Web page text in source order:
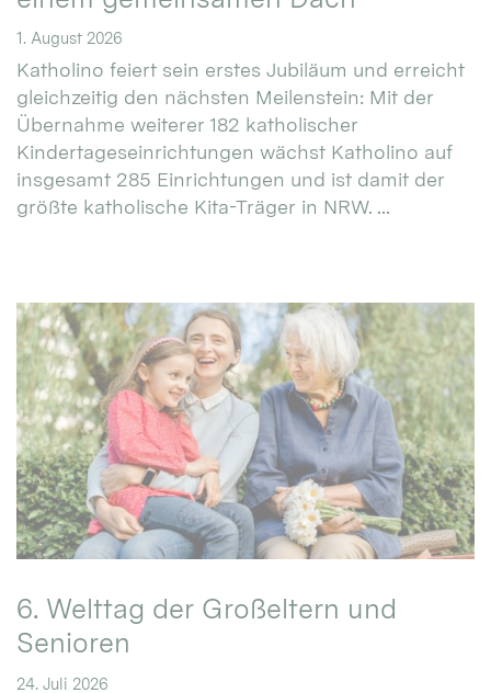
1. August 2026
Katholino feiert sein erstes Jubiläum und erreicht
gleichzeitig den nächsten Meilenstein: Mit der
Übernahme weiterer 182 katholischer
Kindertageseinrichtungen wächst Katholino auf
insgesamt 285 Einrichtungen und ist damit der
größte katholische Kita-Träger in NRW. ...
6. Welttag der Großeltern und
Senioren
24. Juli 2026